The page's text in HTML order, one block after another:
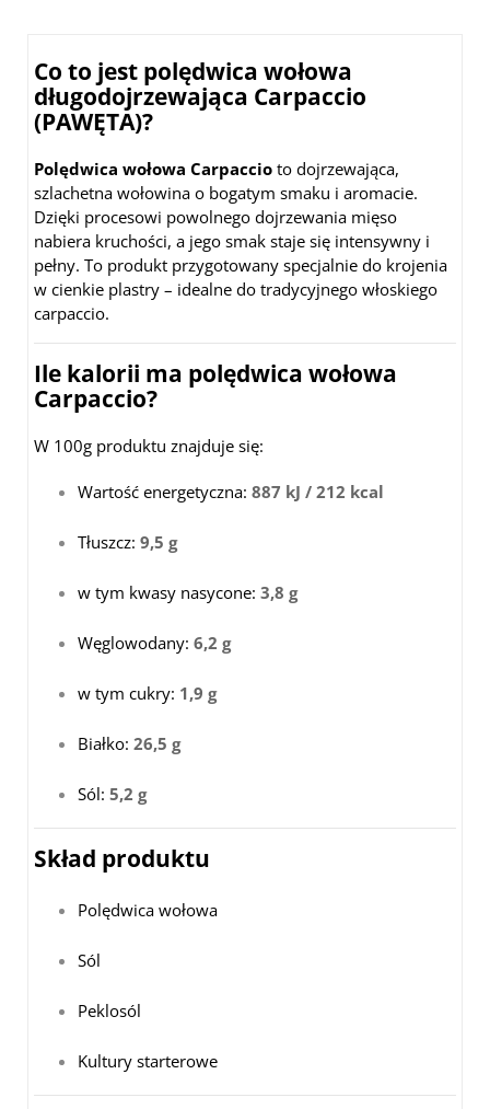
Co to jest polędwica wołowa
długodojrzewająca Carpaccio
(PAWĘTA)?
Polędwica wołowa Carpaccio to dojrzewająca,
szlachetna wołowina o bogatym smaku i aromacie.
Dzięki procesowi powolnego dojrzewania mięso
nabiera kruchości, a jego smak staje się intensywny i
pełny. To produkt przygotowany specjalnie do krojenia
w cienkie plastry – idealne do tradycyjnego włoskiego
carpaccio.
Ile kalorii ma polędwica wołowa
Carpaccio?
W 100g produktu znajduje się:
Wartość energetyczna: 887 kJ / 212 kcal
Tłuszcz: 9,5 g
w tym kwasy nasycone: 3,8 g
Węglowodany: 6,2 g
w tym cukry: 1,9 g
Białko: 26,5 g
Sól: 5,2 g
Skład produktu
Polędwica wołowa
Sól
Peklosól
Kultury starterowe